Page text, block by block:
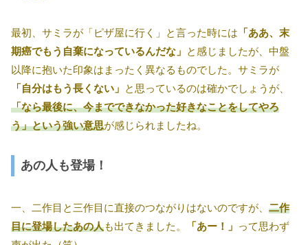
最初、サミラが「ピザ屋に行く」と言った時には 「ああ、末
期癌でもう自棄になっているんだな」 と感じましたが、中盤
以降に抱いた印象はまったく異なるものでした。サミラが
「自分はもう長くない」 と思っているのは確かでしょうが、
「なら最後に、今までできなかった好きなことをしてやろ
う」という強い意思が感じられましたね。
あの人も登場！
一、二作目と三作目に直接のつながりはないのですが、 二作
目に登場したあの人も出てきました。 「あー！」 って思わず